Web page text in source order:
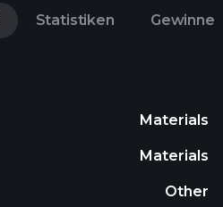
Statistiken Gewinne
Materials
Materials
Other